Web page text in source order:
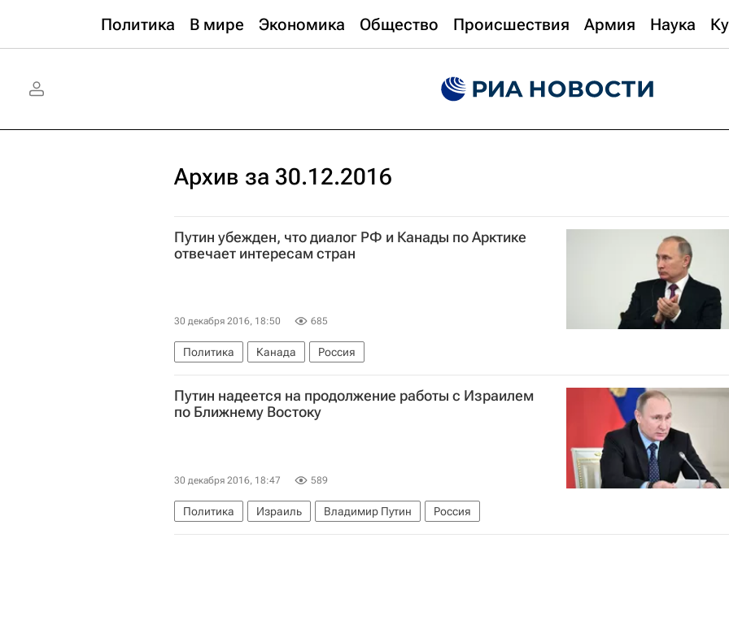
Политика В мире Экономика Общество Происшествия Армия Наука
Архив за 30.12.2016
Путин убежден, что диалог РФ и Канады по Арктике
отвечает интересам стран
30 декабря 2016, 18:50 685
Политика Канада Россия
Путин надеется на продолжение работы с Израилем
по Ближнему Востоку
30 декабря 2016, 18:47 589
Политика Израиль Владимир Путин Россия